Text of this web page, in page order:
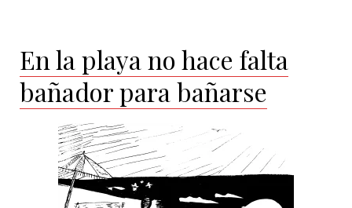
En la playa no hace falta
bañador para bañarse